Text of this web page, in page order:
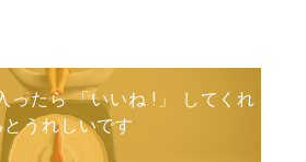
ったら 「いいね !」 してくれ
とうれしいです